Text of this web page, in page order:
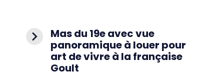
navigate_next Mas du 19e avec vue
panoramique à louer pour
art de vivre à la française
Goult